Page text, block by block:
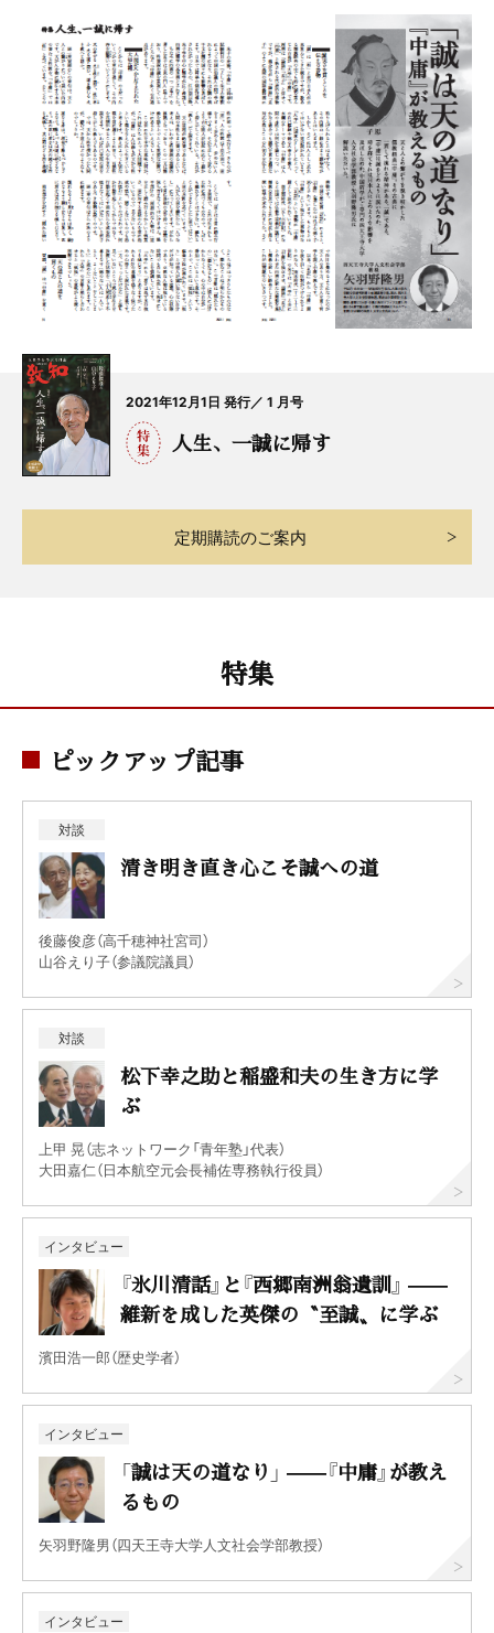
2021年12月1日 発行／ 1 月号
人生、一誠に帰す
定期購読のご案内
特集
ピックアップ記事
対談
清き明き直き心こそ誠への道
後藤俊彦（高千穂神社宮司）
山谷えり子（参議院議員）
対談
松下幸之助と稲盛和夫の生き方に学
ぶ
上甲 晃（志ネットワーク「青年塾」代表）
大田嘉仁（日本航空元会長補佐専務執行役員）
インタビュー
『氷川清話』と『西郷南洲翁遺訓』 ——
維新を成した英傑の〝至誠〟に学ぶ
濱田浩一郎（歴史学者）
インタビュー
「誠は天の道なり」 ——『中庸』が教え
るもの
矢羽野隆男（四天王寺大学人文社会学部教授）
インタビュー